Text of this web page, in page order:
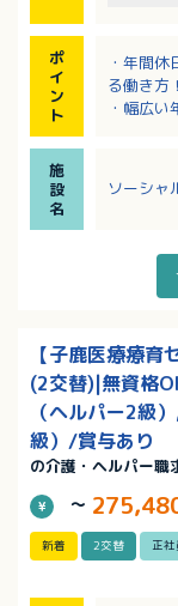
ポ
イ
ン
ト
・年間
る働き方！
・幅広
・障が
す！
施
設
名
ソーシャ
【子鹿医療療
(2交替)|無資格
（ヘルパー2級
級）/賞与あり
の介護・ヘルパー職
～
新着 2交替 正社